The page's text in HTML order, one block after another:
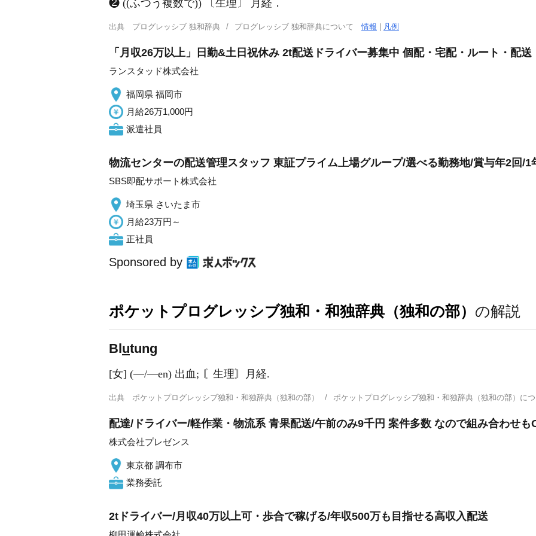
❷ ((ふつう複数で)) 〔生理〕 月経．
出典 プログレッシブ 独和辞典 プログレッシブ 独和辞典について情報 凡例
「月収26万以上」日勤&土日祝休み 2t配送ドライバー募集中 個配・宅配・ルート・配送
ランスタッド株式会社
福岡県 福岡市
月給26万1,000円
派遣社員
物流センターの配送管理スタッフ 東証プライム上場グループ/選べる勤務地/賞与年2回/1
SBS即配サポート株式会社
埼玉県 さいたま市
月給23万円～
正社員
Sponsored by
ポケットプログレッシブ独和・和独辞典（独和の部） の解説
Blutung
[女] (―/―en) 出血; 〘生理〙月経.
出典 ポケットプログレッシブ独和・和独辞典（独和の部） ポケットプログレッシブ独和・和独辞典（独和の部）
配達/ドライバー/軽作業・物流系 青果配送/午前のみ9千円 案件多数 なので組み合わせも
株式会社プレゼンス
東京都 調布市
業務委託
2tドライバー/月収40万以上可・歩合で稼げる/年収500万も目指せる高収入配送